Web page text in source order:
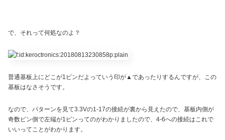
で、それって何処なのよ？
普通基板上にどこが1ピンだよっていう印が▲であったりするんですが、この
基板はなさそうです。
なので、パターンを見て3.3Vの1-17の接続が裏から見えたので、基板内側が
奇数ピン側で左端が1ピンってのがわかりましたので、4-6への接続はこれで
いいってことがわかります。